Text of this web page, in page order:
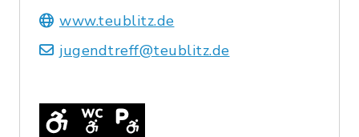
www.teublitz.de
jugendtreff@teublitz.de